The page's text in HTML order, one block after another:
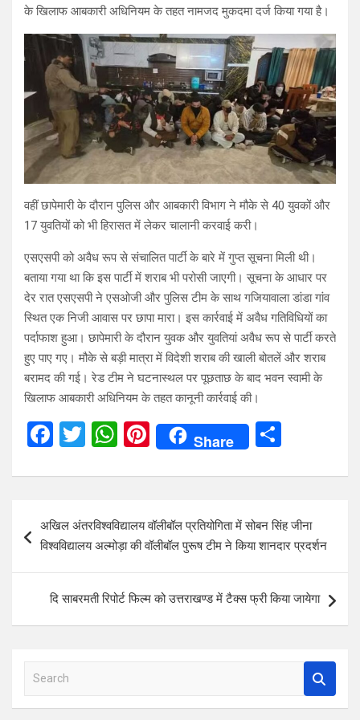
के खिलाफ आबकारी अधिनियम के तहत नामजद मुकदमा दर्ज किया गया है।
वहीं छापेमारी के दौरान पुलिस और आबकारी विभाग ने मौके से 40 युवकों और
17 युवतियों को भी हिरासत में लेकर चालानी करवाई करी।
एसएसपी को अवैध रूप से संचालित पार्टी के बारे में गुप्त सूचना मिली थी।
बताया गया था कि इस पार्टी में शराब भी परोसी जाएगी। सूचना के आधार पर
देर रात एसएसपी ने एसओजी और पुलिस टीम के साथ गजियावाला डांडा गांव
स्थित एक निजी आवास पर छापा मारा। इस कार्रवाई में अवैध गतिविधियों का
पर्दाफाश हुआ। छापेमारी के दौरान युवक और युवतियां अवैध रूप से पार्टी करते
हुए पाए गए। मौके से बड़ी मात्रा में विदेशी शराब की खाली बोतलें और शराब
बरामद की गई। रेड टीम ने घटनास्थल पर पूछताछ के बाद भवन स्वामी के
खिलाफ आबकारी अधिनियम के तहत कानूनी कार्रवाई की।
F
ce
b
o
k
T
tt
er
W
at
A
p
Pi
er
es
t
Share
ar
navigation
अखिल अंतरविश्वविद्यालय वॉलीबॉल प्रतियोगिता में सोबन सिंह जीना
विश्वविद्यालय अल्मोड़ा की वॉलीबॉल पुरूष टीम ने किया शानदार प्रदर्शन
दि साबरमती रिपोर्ट फिल्म को उत्तराखण्ड में टैक्स फ्री किया जायेगा
a